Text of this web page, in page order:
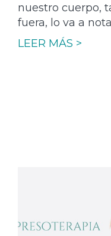
nuestro cuerpo,
fuera, lo va a
LEER MÁS >